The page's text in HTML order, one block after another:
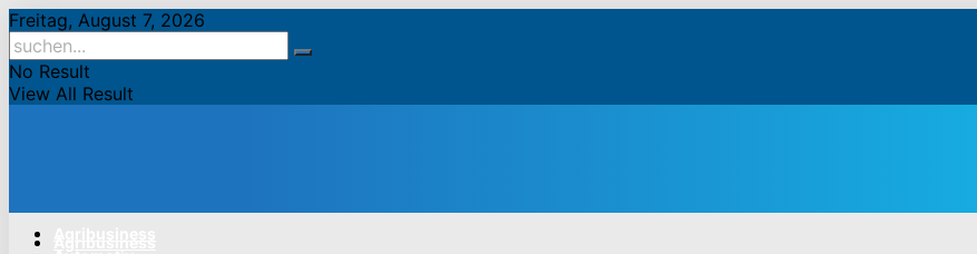
Freitag, August 7, 2026
No Result
View All Result